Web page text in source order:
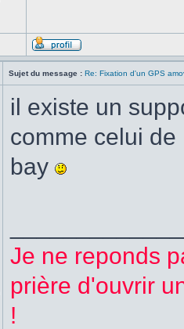
Sujet du message : Re: Fixation d'un GPS
il existe un
comme celui
bay
Je ne reponds
prière d'ouvrir
!